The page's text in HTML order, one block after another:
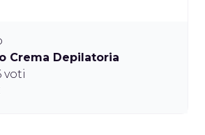
Crema Depilatoria
voti